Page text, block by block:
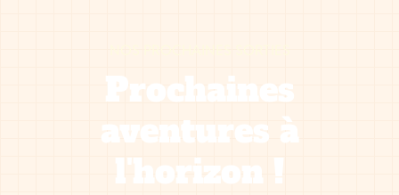
Prochaines
aventures à
l'horizon !